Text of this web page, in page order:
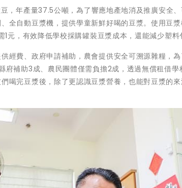
，年產量37.5公噸，為了響應地產地消及推廣安全
全自動豆漿機，提供學童新鮮好喝的豆漿。使用豆
，有效降低學校採購罐裝豆漿成本，還能減少塑料
經費、政府申請補助，農會提供安全可溯源雜糧，
府補助3成、農民團體僅需負擔2成，透過無償租借
喝完豆漿後，除了更認識豆漿營養，也能對豆漿的